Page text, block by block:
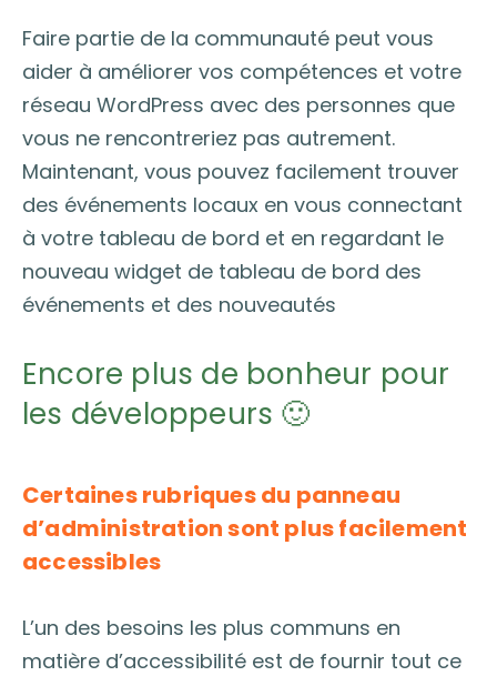
Faire partie de la communauté peut vous
aider à améliorer vos compétences et votre
réseau WordPress avec des personnes que
vous ne rencontreriez pas autrement.
Maintenant, vous pouvez facilement trouver
des événements locaux en vous connectant
à votre tableau de bord et en regardant le
nouveau widget de tableau de bord des
événements et des nouveautés
Encore plus de bonheur pour
les développeurs 🙂
Certaines rubriques du panneau
d’administration sont plus facilement
accessibles
L’un des besoins les plus communs en
matière d’accessibilité est de fournir tout ce